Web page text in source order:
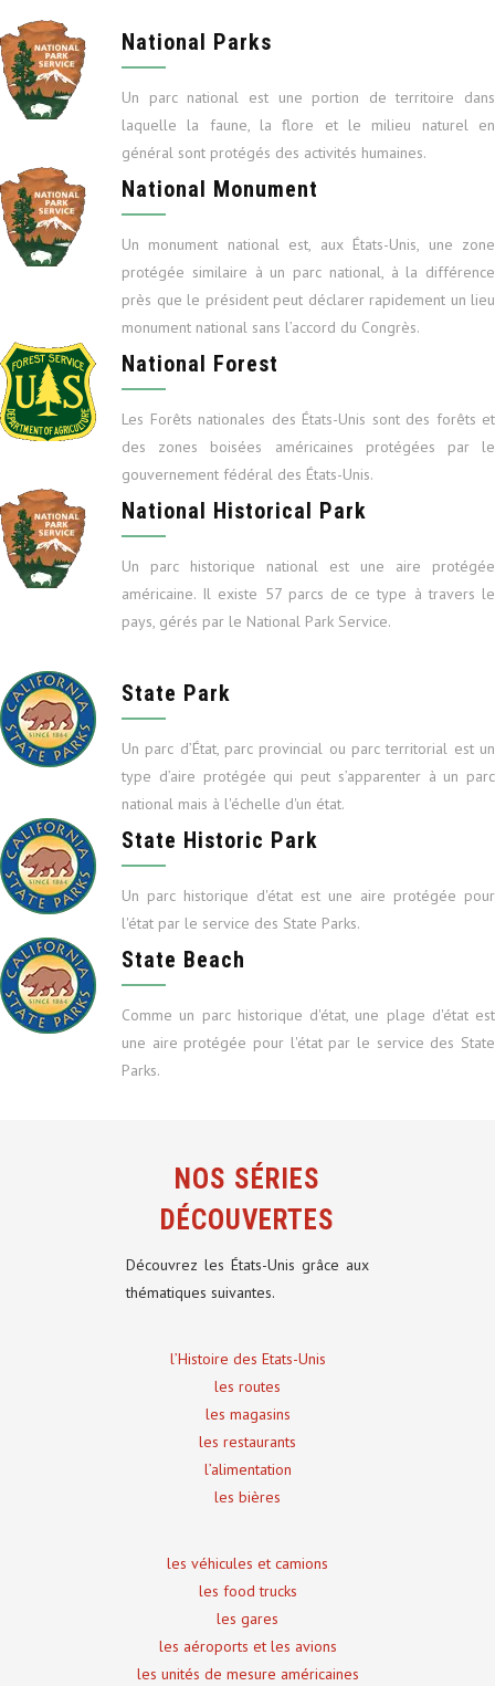
National Parks
Un parc national est une portion de territoire dans
laquelle la faune, la flore et le milieu naturel en
général sont protégés des activités humaines.
National Monument
Un monument national est, aux États-Unis, une zone
protégée similaire à un parc national, à la différence
près que le président peut déclarer rapidement un lieu
monument national sans l’accord du Congrès.
National Forest
Les Forêts nationales des États-Unis sont des forêts et
des zones boisées américaines protégées par le
gouvernement fédéral des États-Unis.
National Historical Park
Un parc historique national est une aire protégée
américaine. Il existe 57 parcs de ce type à travers le
pays, gérés par le National Park Service.
State Park
Un parc d’État, parc provincial ou parc territorial est un
type d’aire protégée qui peut s’apparenter à un parc
national mais à l'échelle d'un état.
State Historic Park
Un parc historique d'état est une aire protégée pour
l'état par le service des State Parks.
State Beach
Comme un parc historique d'état, une plage d'état est
une aire protégée pour l'état par le service des State
Parks.
NOS SÉRIES
DÉCOUVERTES
Découvrez les États-Unis grâce aux
thématiques suivantes.
l’Histoire des Etats-Unis
les routes
les magasins
les restaurants
l’alimentation
les bières
les véhicules et camions
les food trucks
les gares
les aéroports et les avions
les unités de mesure américaines